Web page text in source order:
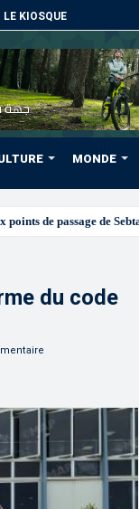
LE KIOSQUE
MONDE
du code